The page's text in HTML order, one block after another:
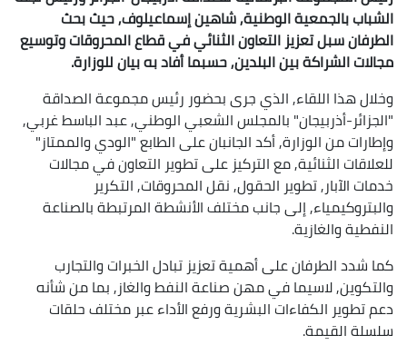
الشباب بالجمعية الوطنية, شاهين إسماعيلوف, حيث بحث
الطرفان سبل تعزيز التعاون الثنائي في قطاع المحروقات وتوسيع
مجالات الشراكة بين البلدين, حسبما أفاد به بيان للوزارة.
وخلال هذا اللقاء, الذي جرى بحضور رئيس مجموعة الصداقة
"الجزائر-أذربيجان" بالمجلس الشعبي الوطني, عبد الباسط غربي,
وإطارات من الوزارة, أكد الجانبان على الطابع "الودي والممتاز"
للعلاقات الثنائية, مع التركيز على تطوير التعاون في مجالات
خدمات الآبار, تطوير الحقول, نقل المحروقات, التكرير
والبتروكيمياء, إلى جانب مختلف الأنشطة المرتبطة بالصناعة
النفطية والغازية.
كما شدد الطرفان على أهمية تعزيز تبادل الخبرات والتجارب
والتكوين, لاسيما في مهن صناعة النفط والغاز, بما من شأنه
دعم تطوير الكفاءات البشرية ورفع الأداء عبر مختلف حلقات
سلسلة القيمة.